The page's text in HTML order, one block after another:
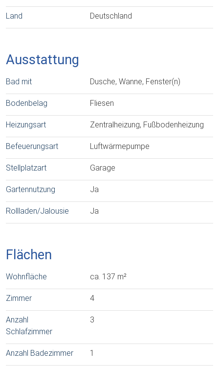
Land Deutschland
Ausstattung
Bad mit Dusche, Wanne, Fenster(n)
Bodenbelag Fliesen
Heizungsart Zentralheizung, Fußbodenheizung
Befeuerungsart Luftwärmepumpe
Stellplatzart Garage
Gartennutzung Ja
Rollladen/Jalousie Ja
Flächen
Wohnfläche ca. 137 m²
Zimmer 4
Anzahl
Schlafzimmer
3
Anzahl Badezimmer 1